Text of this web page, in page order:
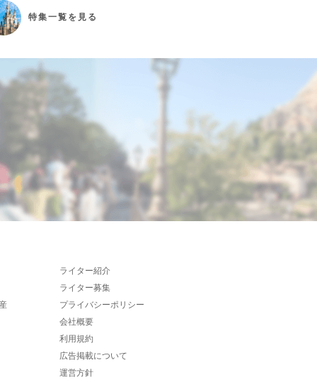
特集一覧を見る
ライター紹介
ライター募集
プライバシーポリシー
会社概要
利用規約
広告掲載について
運営方針